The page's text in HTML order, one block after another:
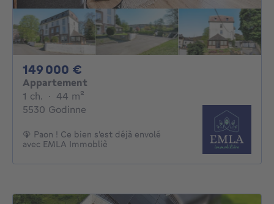
149 000 €
Appartement
1 ch. 1 chambre
· 44 m²
5530 Godinne
🦚 Paon ! Ce bien s'est déjà envolé
avec EMLA Immobliè